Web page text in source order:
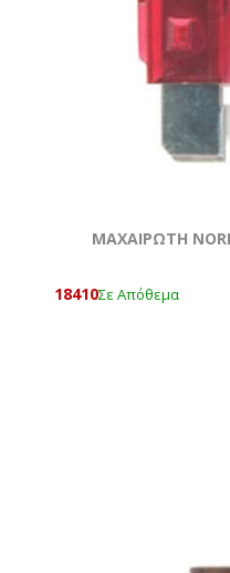
ΜΑΧΑΙΡΩΤΗ
18410Σε Απόθεμα